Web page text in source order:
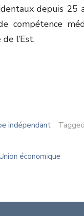
depuis 25
compétence
l’Est.
indépendant Tagged
économique